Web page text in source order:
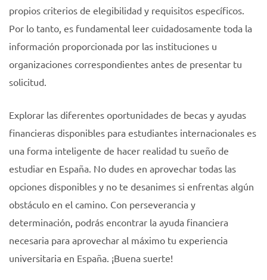
propios criterios de elegibilidad y requisitos específicos.
Por lo tanto, es fundamental leer cuidadosamente toda la
información proporcionada por las instituciones u
organizaciones correspondientes antes de presentar tu
solicitud.
Explorar las diferentes oportunidades de becas y ayudas
financieras disponibles para estudiantes internacionales es
una forma inteligente de hacer realidad tu sueño de
estudiar en España. No dudes en aprovechar todas las
opciones disponibles y no te desanimes si enfrentas algún
obstáculo en el camino. Con perseverancia y
determinación, podrás encontrar la ayuda financiera
necesaria para aprovechar al máximo tu experiencia
universitaria en España. ¡Buena suerte!